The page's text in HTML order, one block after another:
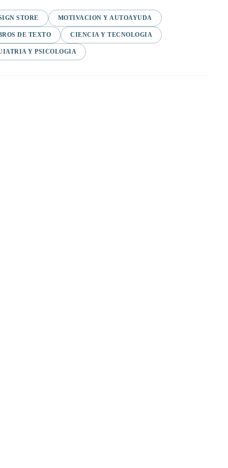
STORE MOTIVACION Y AUTOAYUDA
DE TEXTO CIENCIA Y TECNOLOGIA
Y PSICOLOGIA